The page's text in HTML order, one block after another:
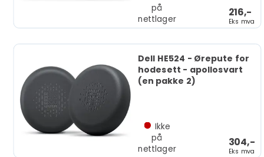
216,-
Eks mva
på
nettlager
Dell HE524 - Ørepute for
hodesett - apollosvart
(en pakke 2)
304,-
Eks mva
Ikke
på
nettlager